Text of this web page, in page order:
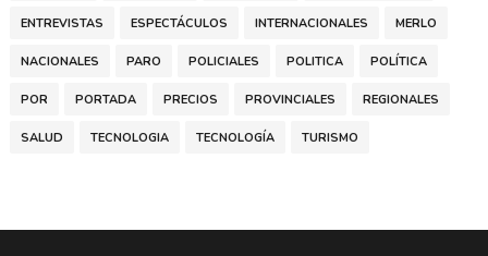
ENTREVISTAS ESPECTÁCULOS INTERNACIONALES MERLO
NACIONALES PARO POLICIALES POLITICA POLÍTICA
POR PORTADA PRECIOS PROVINCIALES REGIONALES
SALUD TECNOLOGIA TECNOLOGÍA TURISMO